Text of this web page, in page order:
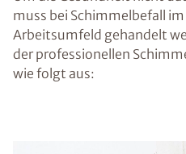
muss bei Schimmelbefall
Arbeitsumfeld gehandelt
der professionellen
wie folgt aus: